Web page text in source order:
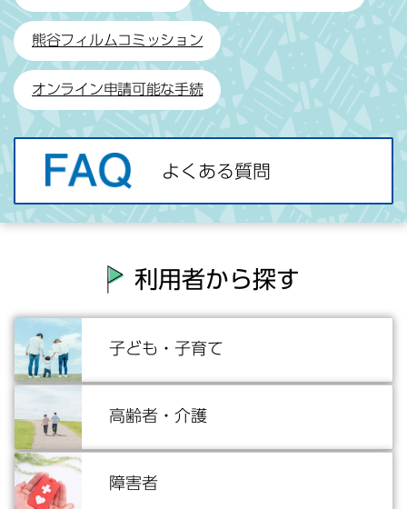
る
質
問
熊谷フィルムコミッション
オンライン申請可能な手続
よくある質問
利用者から探す
子ども・子育て
高齢者・介護
障害者